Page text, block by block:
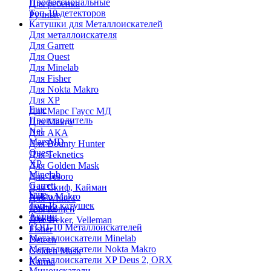
Для ребенка
Ручные
Профессиональные
Топ-10 детекторов
Катушки для Металлоискателей
Для металлоискателя
Для Garrett
Для Quest
Для Minelab
Для Fisher
Для Nokta Makro
Для XP
Для Марс Гаусс МД
Для Makro
Для АКА
Для Bounty Hunter
Для Teknetics
Для Golden Mask
Для Tesoro
Для Скиф, Кайман
Для White's
Для Кощей
Для Treker, Velleman
Еще
Производитель
Nel
MarsMD
Quest
XP
Minelab
Garrett
Nokta Makro
Coiltek
Treker
Fisher
Detech
Golden Mask
Karma
Еще
Топ-15 катушек
Акции
ТОП-10 Металлоискателей
Металлоискатели Minelab
Металлоискатели Nokta Makro
Металлоискатели XP Deus 2, ORX